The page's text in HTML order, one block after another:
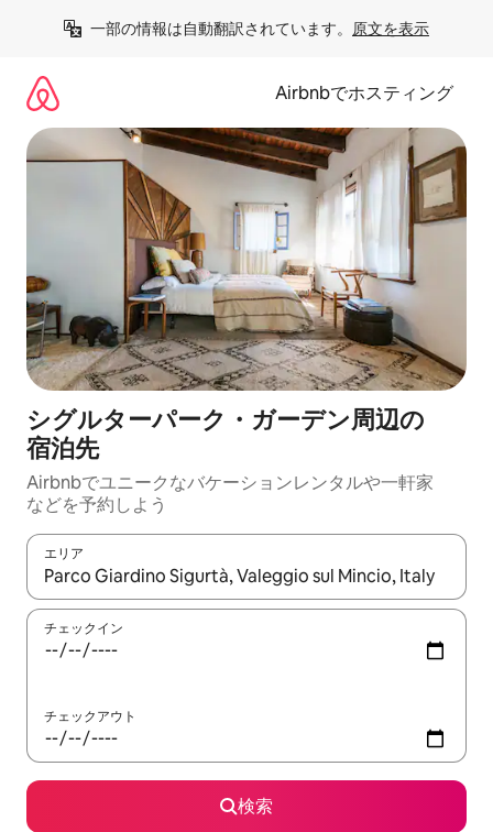
一部の情報は自動翻訳されています。 原文を表示
Airbnbでホスティング
シグルターパーク・ガーデン⁠周⁠辺⁠の
宿⁠泊⁠先
Airbnbでユニークなバ⁠ケ⁠ー⁠シ⁠ョ⁠ンレ⁠ン⁠タ⁠ルや一⁠軒⁠家
な⁠ど⁠を予⁠約⁠し⁠よ⁠う
エリア
検索結果が表示されたら、上下の矢印キーを使って移動するか
チェックイン
チェックアウト
検索